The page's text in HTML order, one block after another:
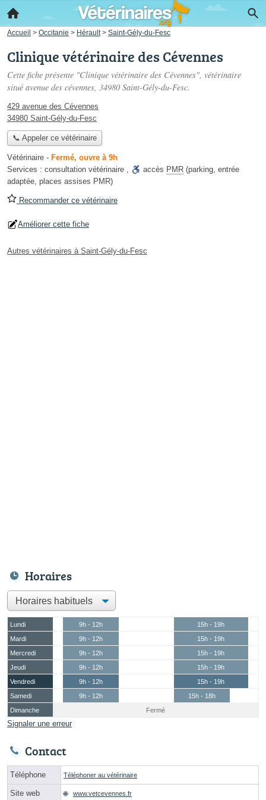
Accueil > Occitanie > Hérault > Saint-Gély-du-Fesc
Clinique vétérinaire des Cévennes
Cette fiche présente "Clinique vétérinaire des Cévennes", vétérinaire
situé avenue des cévennes, 34980 Saint-Gély-du-Fesc.
429 avenue des Cévennes
34980 Saint-Gély-du-Fesc
📞 Appeler ce vétérinaire
Vétérinaire - Fermé, ouvre à 9h
Services : consultation vétérinaire , accès PMR (parking, entrée
adaptée, places assises PMR)
Recommander ce vétérinaire
Améliorer cette fiche
Autres vétérinaires à Saint-Gély-du-Fesc
Horaires
Lundi 9h - 12h
15h - 19h
Mardi
9h - 12h
15h - 19h
Mercredi
9h - 12h
15h - 19h
Jeudi
9h - 12h
15h - 19h
Vendredi
9h - 12h
15h - 19h
Samedi
9h - 12h
15h - 18h
Dimanche
Fermé
Signaler une erreur
Contact
Téléphone Téléphoner au vétérinaire
Site web www.vetcevennes.fr